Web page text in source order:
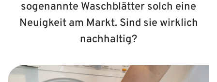
sogenannte Waschblätter solch eine
Neuigkeit am Markt. Sind sie wirklich
nachhaltig?